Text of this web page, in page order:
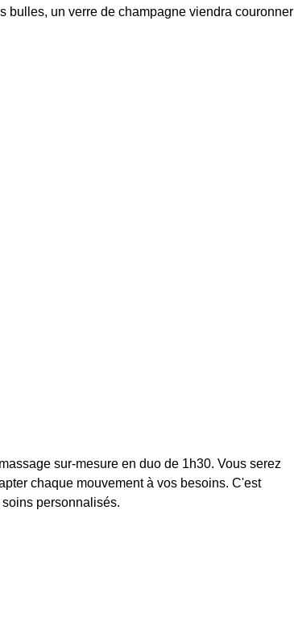
bulles, un verre de champagne viendra couronner
sur-mesure en duo de 1h30. Vous serez
chaque mouvement à vos besoins. C'est
personnalisés.